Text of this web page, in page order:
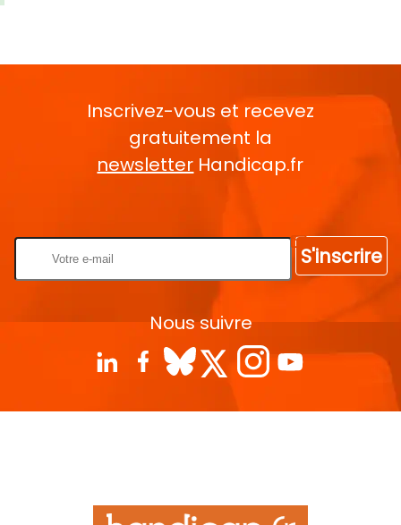
Inscrivez-vous et recevez
gratuitement la
newsletter Handicap.fr
S'inscrire
Nous suivre